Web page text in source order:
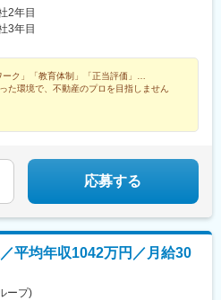
甲東園店 兵庫県西宮市松籟荘11-15■か
県尼崎市武庫之荘2-3-6※武庫之荘南
兵庫県尼崎市南武庫之荘1-13-
管理業）労働条件は出向元と同様で
は、株式会社アクロスへの在籍出向と
ス〒662-0832 兵庫県西宮市甲風園1-
・管理業）労働条件は出向元と同様で
2年目
3年目
ーク」「教育体制」「正当評価」…
た環境で、不動産のプロを目指しません
ィブ還元あり
ュアル完備
援あり
応募する
平均年収1042万円／月給30
ープ)